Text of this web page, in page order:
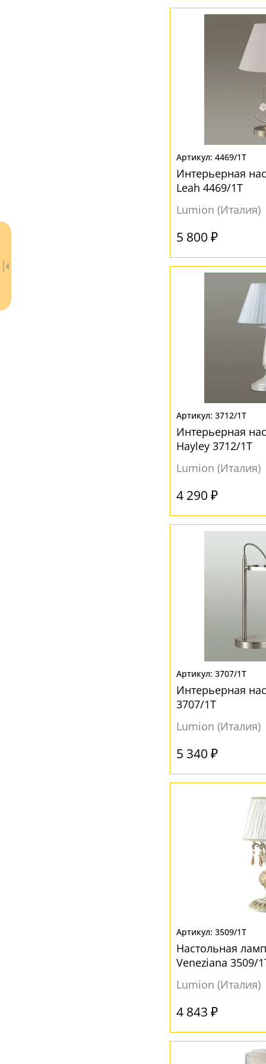
- бесплатная доставка
4469/1T
Интерьерная
Leah 4469/1T
Lumion (Италия)
5 800 ₽
3712/1T
Интерьерная
Hayley 3712/1T
Lumion (Италия)
4 290 ₽
3707/1T
Интерьерная
3707/1T
Lumion (Италия)
5 340 ₽
3509/1T
Настольная
Veneziana 3509/
Lumion (Италия)
4 843 ₽